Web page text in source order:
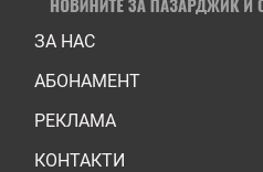
ЗА НАС
АБОНАМЕНТ
РЕКЛАМА
КОНТАКТИ